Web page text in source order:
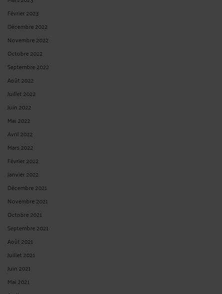
Février 2023
Décembre 2022
Novembre 2022
Octobre 2022
Septembre 2022
Août 2022
Juillet 2022
Juin 2022
Mai 2022
Avril 2022
Mars 2022
Février 2022
Janvier 2022
Décembre 2021
Novembre 2021
Octobre 2021
Septembre 2021
Août 2021
Juillet 2021
Juin 2021
Mai 2021